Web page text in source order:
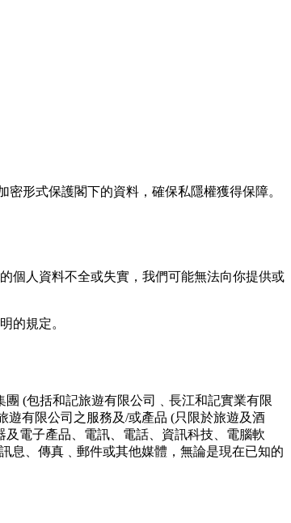
形式保護閣下的資料，確保私隱權獲得保障。
個⼈資料不全或失實，我們可能無法向你提供或
的規定。
(包括和記旅遊有限公司﹑⻑江和記實業有限
遊有限公司之服務及/或產品 (只限於旅遊及酒
電⼦產品、電訊、電話、資訊科技、電腦軟
息、傳真﹑郵件或其他媒體，無論是現在已知的